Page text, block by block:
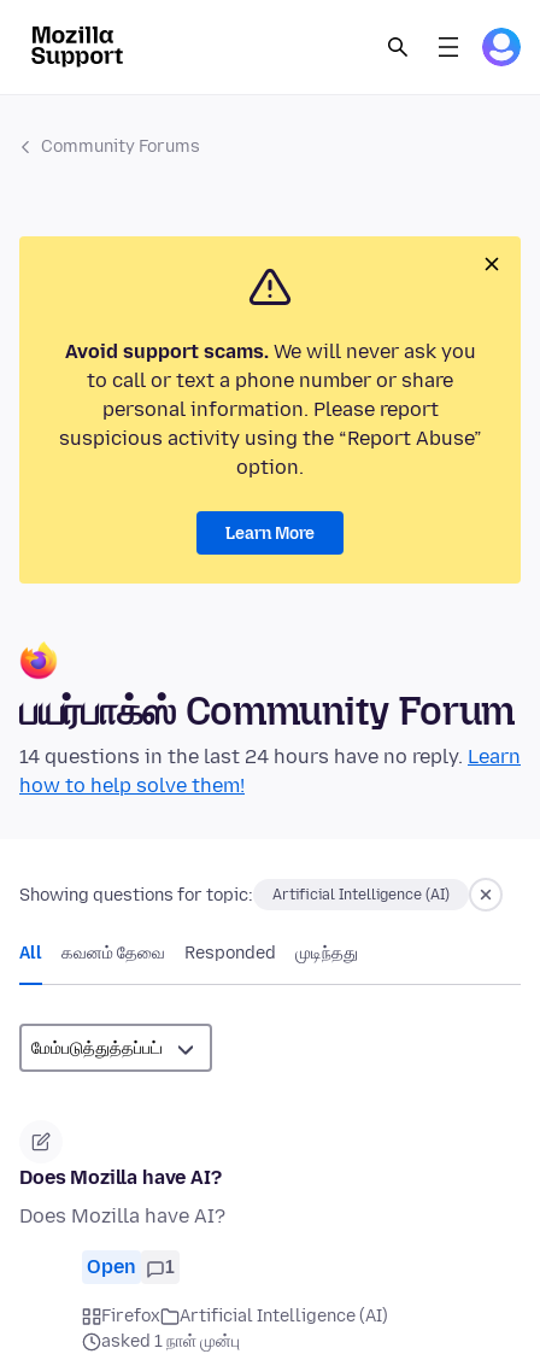
Community Forums
Avoid support scams.We will never ask you
to call or text a phone number or share
personal information. Please report
suspicious activity using the “Report Abuse”
option.
Learn More
பயர்பாக்ஸ் Community Forum
14 questions in the last 24 hours have no reply. Learn
how to help solve them!
Showing questions for topic: Artificial Intelligence (AI)
All கவனம் தேவை Responded முடிந்தது
Does Mozilla have AI?
Does Mozilla have AI?
Open 1
Firefox
Artificial Intelligence (AI)
asked 1 நாள் முன்பு